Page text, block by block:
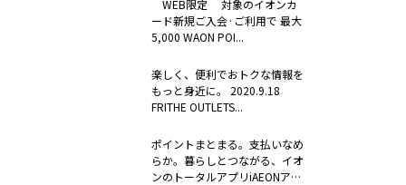
WEB限定 対象のイオンカ
ード新規ご入会·ご利用で 最大
5,000 WAON POI...
楽しく、便利でおトクな情報を
もっと身近に。 2020.9.18
FRITHE OUTLETS...
ポイントまとまる。支払いなめ
らか。暮らしとつながる、イオ
ンのトータルアプリiAEONアプ